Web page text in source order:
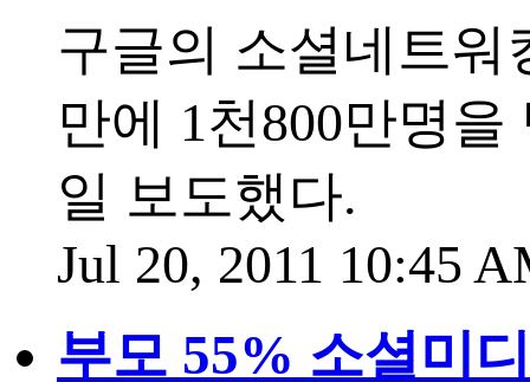
구글의 소셜네트워
만에 1천800만명
일 보도했다.
Jul 20, 2011 10:45
부모 55% 소셜미